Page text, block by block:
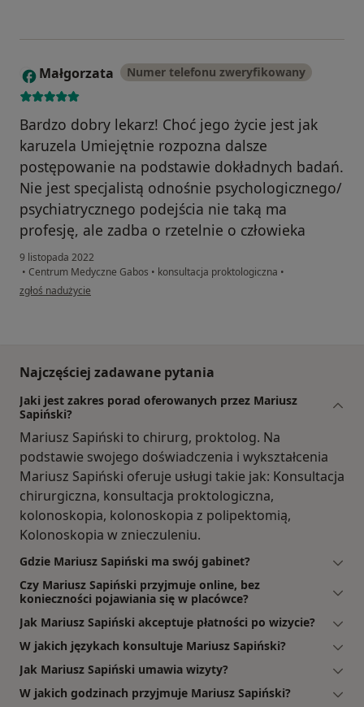
M Małgorzata Numer telefonu zweryfikowany
Bardzo dobry lekarz! Choć jego życie jest jak
karuzela Umiejętnie rozpozna dalsze
postępowanie na podstawie dokładnych badań.
Nie jest specjalistą odnośnie psychologicznego/
psychiatrycznego podejścia nie taką ma
profesję, ale zadba o rzetelnie o człowieka
9 listopada 2022
• Centrum Medyczne Gabos • konsultacja proktologiczna •
w opinii użytkownika Małgorzata
zgłoś nadużycie
Najczęściej zadawane pytania
Jaki jest zakres porad oferowanych przez Mariusz
Sapiński?
Mariusz Sapiński to chirurg, proktolog. Na
podstawie swojego doświadczenia i wykształcenia
Mariusz Sapiński oferuje usługi takie jak: Konsultacja
chirurgiczna, konsultacja proktologiczna,
kolonoskopia, kolonoskopia z polipektomią,
Kolonoskopia w znieczuleniu.
Gdzie Mariusz Sapiński ma swój gabinet?
Czy Mariusz Sapiński przyjmuje online, bez
konieczności pojawiania się w placówce?
Jak Mariusz Sapiński akceptuje płatności po wizycie?
W jakich językach konsultuje Mariusz Sapiński?
Jak Mariusz Sapiński umawia wizyty?
W jakich godzinach przyjmuje Mariusz Sapiński?